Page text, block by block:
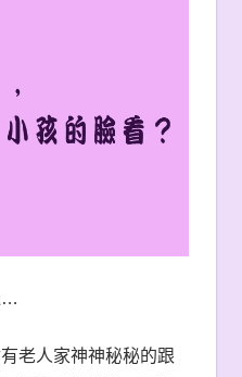
…
老人家神神秘秘的跟